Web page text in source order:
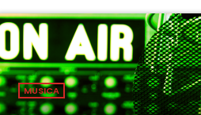
MUSICA